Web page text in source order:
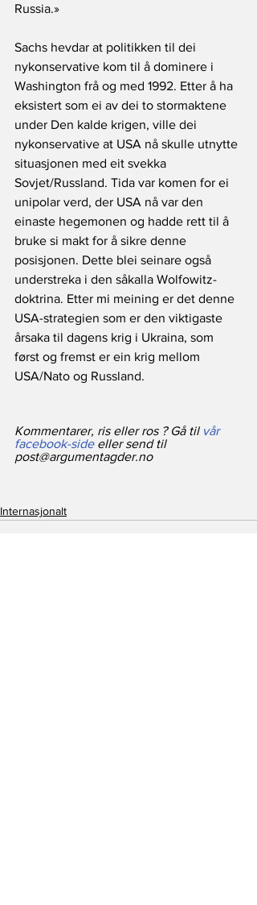
Russia.»
Sachs hevdar at politikken til dei
nykonservative kom til å dominere i
Washington frå og med 1992. Etter å ha
eksistert som ei av dei to stormaktene
under Den kalde krigen, ville dei
nykonservative at USA nå skulle utnytte
situasjonen med eit svekka
Sovjet/Russland. Tida var komen for ei
unipolar verd, der USA nå var den
einaste hegemonen og hadde rett til å
bruke si makt for å sikre denne
posisjonen. Dette blei seinare også
understreka i den såkalla Wolfowitz-
doktrina. Etter mi meining er det denne
USA-strategien som er den viktigaste
årsaka til dagens krig i Ukraina, som
først og fremst er ein krig mellom
USA/Nato og Russland.
Kommentarer, ris eller ros ? Gå til vår
facebook-side eller send til
post@argumentagder.no
Internasjonalt